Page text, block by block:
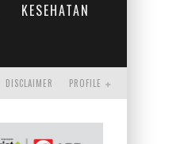
KESEHATAN
PROFILE
DISCLAIMER